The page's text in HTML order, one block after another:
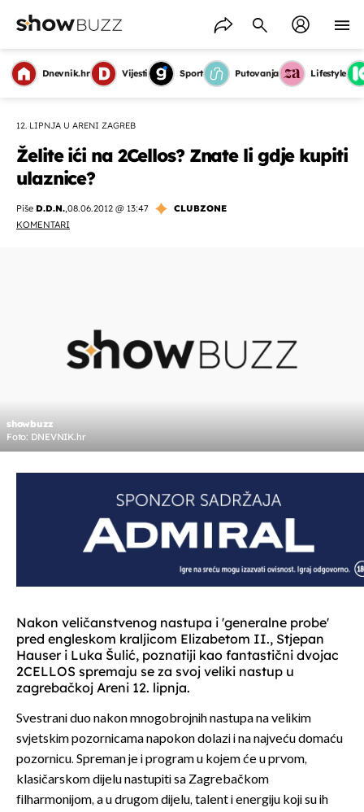
Dnevnik.hr Vijesti Sport Putovanja Lifestyle
12. LIPNJA U ARENI ZAGREB
Želite ići na 2Cellos? Znate li gdje kupiti
ulaznice?
Piše D.D.N.,08.06.2012 @ 13:47
CLUBZONE
KOMENTARI
showbuzz
Foto: DNEVNIK.hr
Nakon veličanstvenog nastupa i 'generalne probe'
pred engleskom kraljicom Elizabetom II., Stjepan
Hauser i Luka Šulić, poznatiji kao fantastični dvojac
2CELLOS spremaju se za svoj veliki nastup u
zagrebačkoj Areni 12. lipnja.
Svestrani duo nakon mnogobrojnih nastupa na velikim
svjetskim pozornicama napokon dolazi i na najveću domaću
pozornicu. Spreman je i program u kojem će u prvom,
klasičarskom dijelu nastupiti sa Zagrebačkom
filharmonijom, a u drugom dijelu, talent i energiju koji su ih